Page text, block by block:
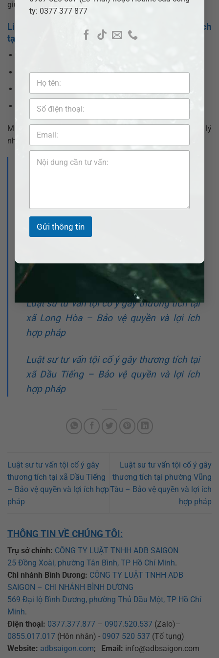
ty: 0377 377 877
Gửi thông tin
giúp giảm mức án hoặc chuyển đổi hình phạt.
Liên hệ luật sư tư vấn tội cố ý gây thương tích
tại xã Thanh An
Email:info@adbsaigon.com
Fanpage:
Website:https://adbsaigon.com/lien-he/
Miễn phí tư vấn ban đầu – Bảo mật thông tin – Xử lý
nhanh chóng, chuyên nghiệp.
>>> Xem thêm:
xã Bàu Bàng – Bảo vệ quyền và lợi ích
hợp pháp
xã Minh Thạnh – Bảo vệ quyền và lợi ích
hợp pháp
Luật sư tư vấn tội cố ý gây thương tích tại
xã Long Hòa – Bảo vệ quyền và lợi ích
hợp pháp
Luật sư tư vấn tội cố ý gây thương tích tại
xã Dầu Tiếng – Bảo vệ quyền và lợi ích
hợp pháp
Luật sư tư vấn tội cố ý gây
thương tích tại xã Dầu Tiếng
– Bảo vệ quyền và lợi ích hợp
pháp
Luật sư tư vấn tội cố ý gây
thương tích tại phường Vũng
Tàu – Bảo vệ quyền và lợi ích
hợp pháp
THÔNG TIN VỀ CHÚNG TÔI:
Trụ sở chính: CÔNG TY LUẬT TNHH ADB SAIGON
25 Đồng Xoài, phường Tân Bình, TP Hồ Chí Minh.
Chi nhánh Bình Dương: CÔNG TY LUẬT TNHH ADB
SAIGON – CHI NHÁNH BÌNH DƯƠNG
569 Đại lộ Bình Dương, phường Thủ Dầu Một, TP Hồ Chí
Minh.
Điện thoại: 0377.377.877 – 0907.520.537 (Zalo)–
0855.017.017 (Hôn nhân) - 0907 520 537 (Tố tụng)
Website: adbsaigon.com; Email: info@adbsaigon.com